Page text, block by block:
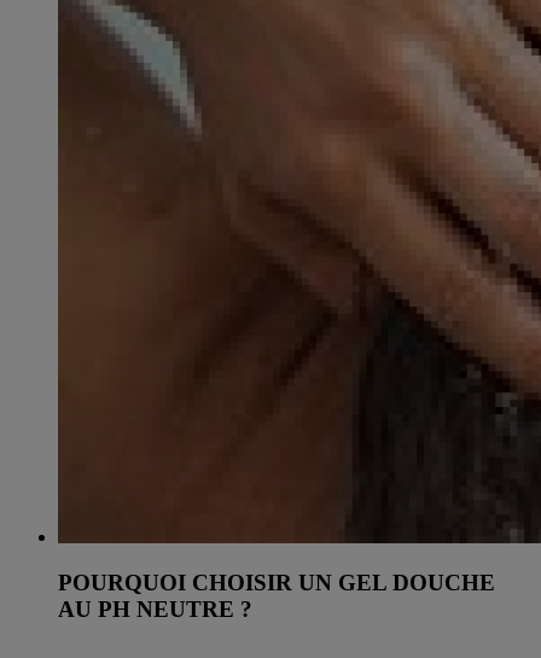
POURQUOI CHOISIR UN GEL DOUCHE
AU PH NEUTRE ?